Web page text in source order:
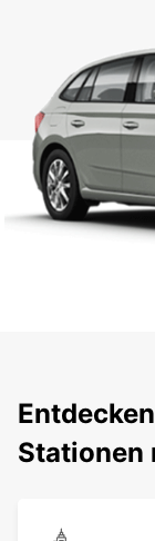
Stationen